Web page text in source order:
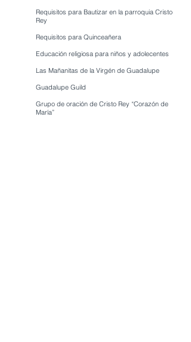
Requisitos para Bautizar en la parroquia Cristo
Rey
Requisitos para Quinceañera
Educación religiosa para niños y adolecentes
Las Mañanitas de la Virgén de Guadalupe
Guadalupe Guild
​Grupo de oración de Cristo Rey “Corazón de
María”